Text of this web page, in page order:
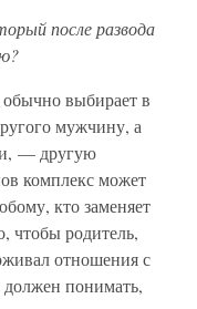
после развода
обычно выбирает в
мужчину, а
— другую
комплекс может
кто заменяет
чтобы родитель,
отношения с
понимать,